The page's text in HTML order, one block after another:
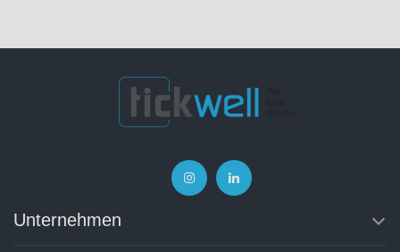
Unternehmen